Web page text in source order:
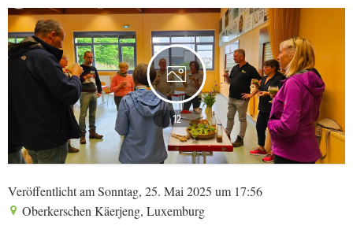
12
Veröffentlicht am Sonntag, 25. Mai 2025 um 17:56
Oberkerschen Käerjeng, Luxemburg